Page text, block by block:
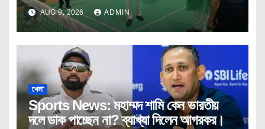
AUG 9, 2026 ADMIN
খেলা
Sports News: মহাম্মদ শামি কেন ভারতীয়
দলে ডাক পাচ্ছেন না? ব্যাখ্যা দিলেন আগরকর।